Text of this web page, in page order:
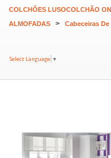
COLCHÕES LUSOCOLCHÃO
ALMOFADAS > Cabeceiras
Select Language ▼